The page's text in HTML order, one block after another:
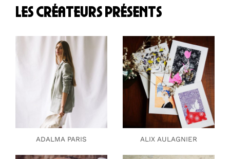
les créateurs présents
ADALMA PARIS ALIX AULAGNIER